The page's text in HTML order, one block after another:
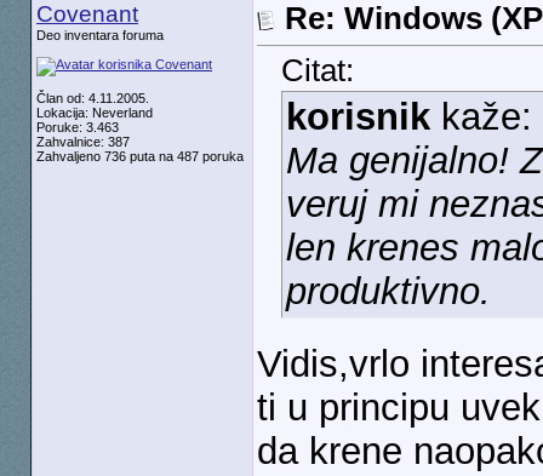
Covenant
Deo inventara foruma
Član od: 4.11.2005.
Lokacija: Neverland
Poruke: 3.463
Zahvalnice: 387
Zahvaljeno 736 puta na 487 poruka
Re: Windows
Citat:
korisnikkaže:
Ma genijalno!
veruj mi
len krenes
produktivno.
Vidis,vrlo
ti u principu
da krene